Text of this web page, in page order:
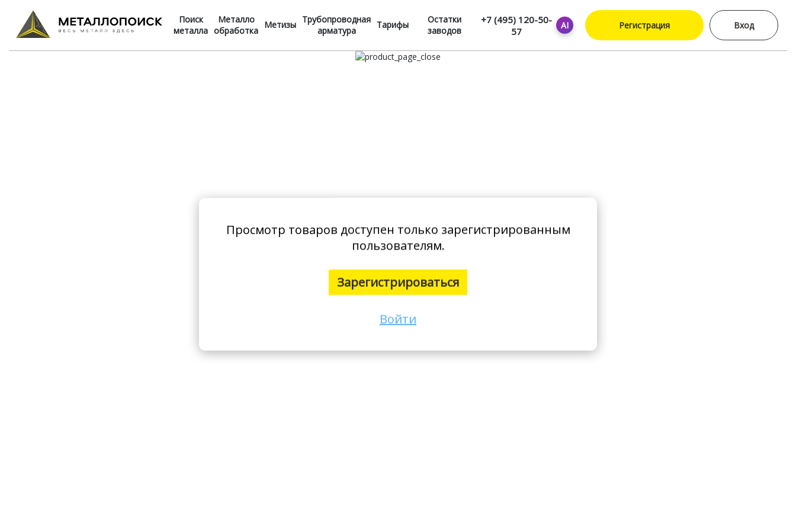
Поиск
металла
Металло
обработка Метизы Трубопроводная
арматура
Тарифы
Остатки
заводов
+7 (495) 120-50-
57
AI Регистрация Вход
Просмотр товаров доступен только зарегистрированным
пользователям.
Зарегистрироваться
Войти